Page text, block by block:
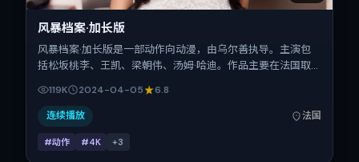
风暴档案·加长版
风暴档案·加长版是一部动作向动漫，由乌尔善执导。主演包
括松坂桃李、王凯、梁朝伟、汤姆·哈迪。作品主要在法国取
景与发行，2024年春季档与观众见面，首映日期 2024-04-
05，正片时长113分钟。
119K 2024-04-05 6.8
连续播放 法国
#动作 #4K +3